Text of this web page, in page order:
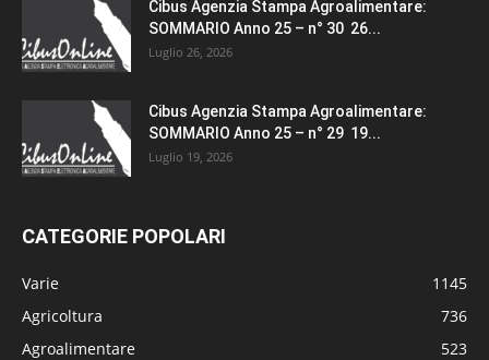
Cibus Agenzia Stampa Agroalimentare:
SOMMARIO Anno 25 – n° 30 26...
Luglio 26, 2026
Cibus Agenzia Stampa Agroalimentare:
SOMMARIO Anno 25 – n° 29 19...
Luglio 19, 2026
CATEGORIE POPOLARI
Varie
1145
Agricoltura
736
Agroalimentare
523